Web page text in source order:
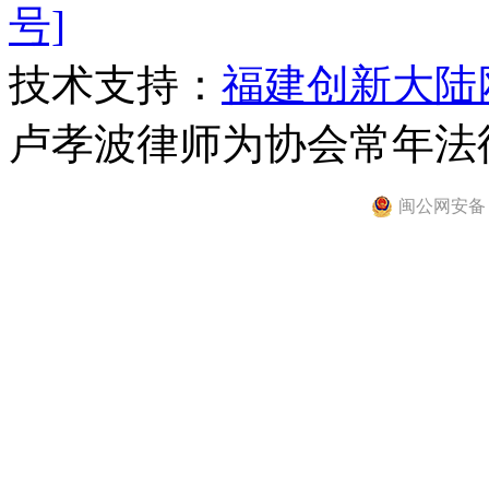
号]
技术支持： 福建创新大
卢孝波律师为协会常年
闽公网安备